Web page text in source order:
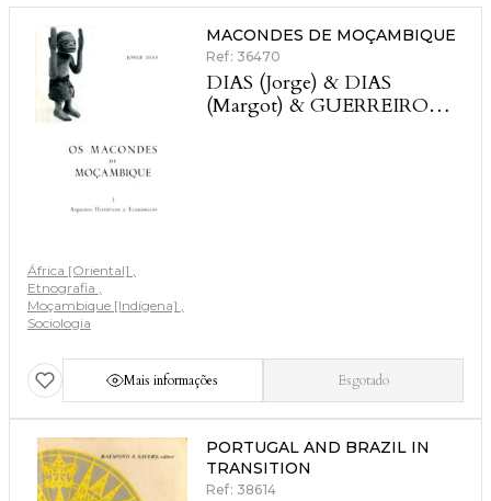
MACONDES DE MOÇAMBIQUE
Ref: 36470
DIAS (Jorge) & DIAS
(Margot) & GUERREIRO
África [Oriental]
Etnografia
Moçambique [Indígena]
Sociologia
Mais informações Esgotado
PORTUGAL AND BRAZIL IN
TRANSITION
Ref: 38614